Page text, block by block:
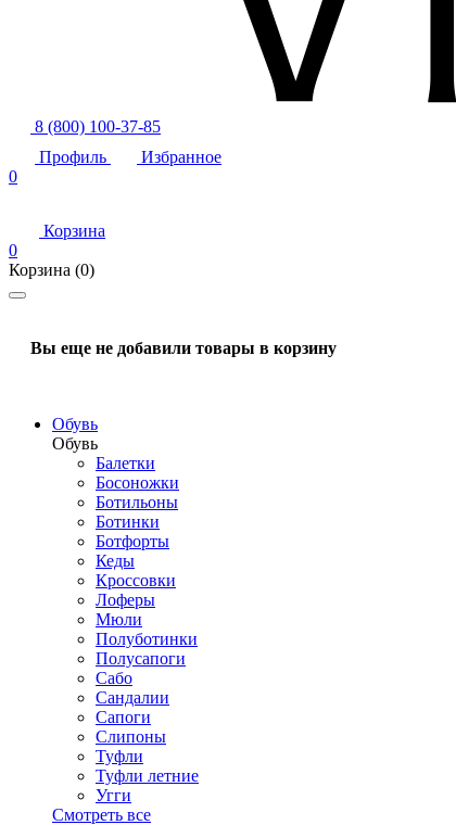
8 (800) 100-37-85
Профиль
Избранное
0
Корзина
0
Корзина (0)
Вы еще не добавили товары в корзину
Обувь
Обувь
Балетки
Босоножки
Ботильоны
Ботинки
Ботфорты
Кеды
Кроссовки
Лоферы
Мюли
Полуботинки
Полусапоги
Сабо
Сандалии
Сапоги
Слипоны
Туфли
Туфли летние
Угги
Смотреть все